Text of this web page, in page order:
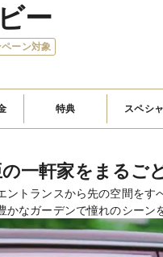
ー
ーン対象
特典 スペシ
一軒家をまるご
トランスから先の空間を
なガーデンで憧れのシーン